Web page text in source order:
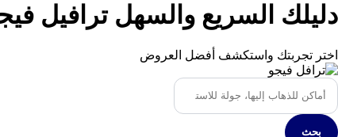
دليلك السريع والسهل ترافيل
اختر تجربتك واستكشف أفضل العروض
بحث